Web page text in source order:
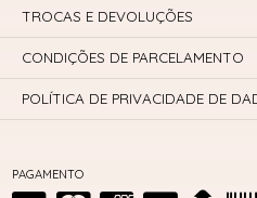
PAGAMENTO
TROCAS E DEVOLUÇÕES
CONDIÇÕES DE PARCELAMENTO
POLÍTICA DE PRIVACIDADE DE